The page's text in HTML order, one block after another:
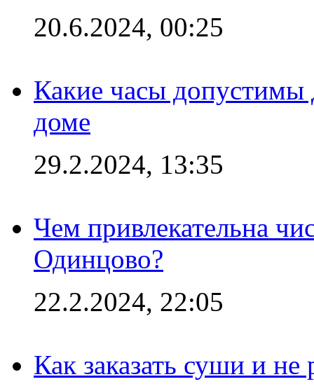
20.6.2024, 00:25
Какие часы
доме
29.2.2024, 13:35
Чем привлекательна
Одинцово?
22.2.2024, 22:05
Как заказать суши и не